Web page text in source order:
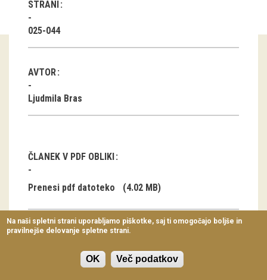
E-razstave
Virtualni sprehodi
Razstavni projekti
Napovednik
Arhiv razstav
Koledar dogodkov
Prireditve
Predavanja
Delavnice
Vodeni ogledi
STRANI
025-044
AVTOR
Ljudmila Bras
ČLANEK V PDF OBLIKI
Prenesi pdf datoteko (4.02 MB)
Izdelovanje
Na naši spletni strani uporabljamo piškotke, saj ti omogočajo boljše in
pravilnejše delovanje spletne strani.
OK Več podatkov